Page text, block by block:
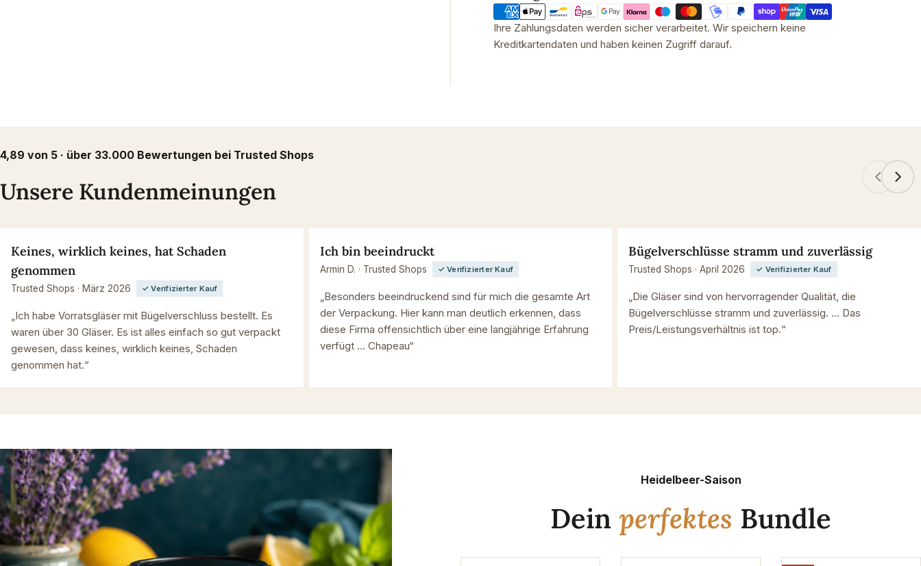
Ihre Zahlungsdaten werden sicher verarbeitet. Wir speichern keine
Kreditkartendaten und haben keinen Zugriff darauf.
4,89 von 5 · über 33.000 Bewertungen bei Trusted Shops
Unsere Kundenmeinungen
Keines, wirklich keines, hat Schaden
genommen
Trusted Shops · März 2026 ✓ Verifizierter Kauf
„Ich habe Vorratsgläser mit Bügelverschluss bestellt. Es
waren über 30 Gläser. Es ist alles einfach so gut verpackt
gewesen, dass keines, wirklich keines, Schaden
genommen hat.“
Ich bin beeindruckt
Armin D. · Trusted Shops ✓ Verifizierter Kauf
„Besonders beeindruckend sind für mich die gesamte Art
der Verpackung. Hier kann man deutlich erkennen, dass
diese Firma offensichtlich über eine langjährige Erfahrung
verfügt … Chapeau“
Bügelverschlüsse stramm und zuverlässig
Trusted Shops · April 2026 ✓ Verifizierter Kauf
„Die Gläser sind von hervorragender Qualität, die
Bügelverschlüsse stramm und zuverlässig. … Das
Preis/Leistungsverhältnis ist top.“
Heidelbeer-Saison
Dein perfektes Bundle